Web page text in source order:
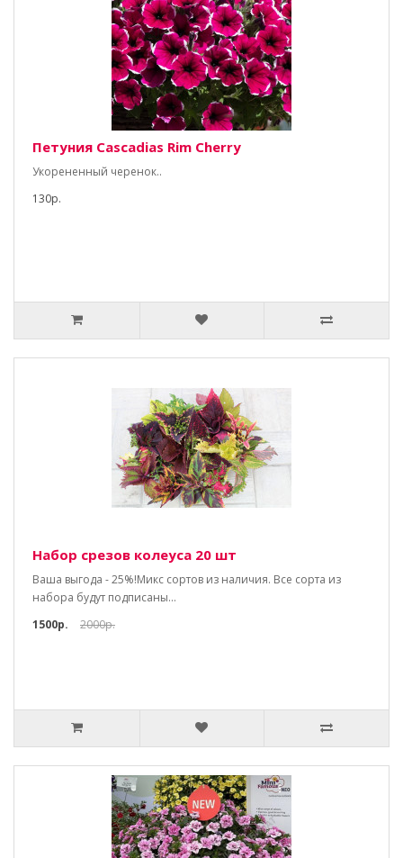
Петуния Cascadias Rim Cherry
Укорененный черенок..
130р.
Набор срезов колеуса 20 шт
Ваша выгода - 25%!Микс сортов из наличия. Все сорта из
набора будут подписаны...
1500р.
2000р.